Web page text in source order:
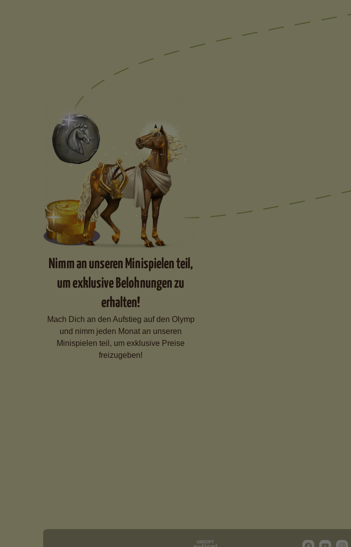
Nimm an unseren Minispielen teil,
um exklusive Belohnungen zu
erhalten!
Mach Dich an den Aufstieg auf den Olymp
und nimm jeden Monat an unseren
Minispielen teil, um exklusive Preise
freizugeben!